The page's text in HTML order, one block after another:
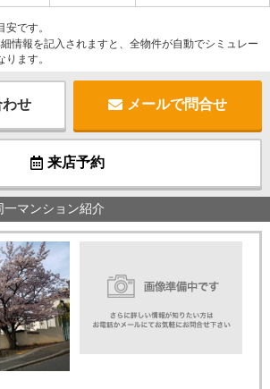
です。
情報を記入されますと、全物件が自動でシミュレー
ます。
せ メールで問合せ
来店予約
マンション紹介